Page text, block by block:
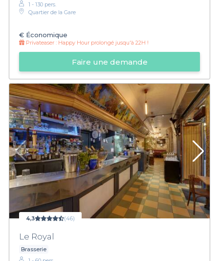
1 - 130 pers.
Quartier de la Gare
€ Économique
Privateaser : Happy Hour prolongé jusqu'à 22H !
Faire une demande
4,3 (46)
Le Royal
Brasserie